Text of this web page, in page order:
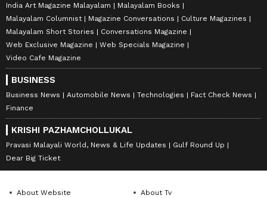
India Art Magazine Malayalam
Malayalam Books
Malayalam Columnist
Magazine Conversations
Culture Magazines
Malayalam Short Stories
Conversations Magazine
Web Exclusive Magazine
Web Specials Magazine
Video Cafe Magazine
BUSINESS
Business News Automobile News Technologies
Fact Check News
Finance
KRISHI PAZHAMCHOLLUKAL
Pravasi Malayali World, News & Life Updates
Gulf Round Up
Dear Big Ticket
About Website About Tv